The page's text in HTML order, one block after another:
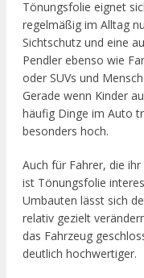
Tönungsfolie eignet
regelmäßig im Alltag
Sichtschutz und eine
Pendler ebenso wie
oder SUVs und
Gerade wenn Kinder
häufig Dinge im Auto
besonders hoch.
Auch für Fahrer, die
ist Tönungsfolie
Umbauten lässt sich
relativ gezielt
das Fahrzeug
deutlich hochwertiger.